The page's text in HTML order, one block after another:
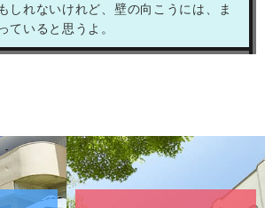
しれないけれど、壁の向こうには、ま
ていると思うよ。